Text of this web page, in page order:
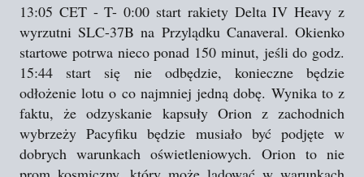
13:05 CET - T- 0:00 start rakiety Delta IV Heavy z
wyrzutni SLC-37B na Przylądku Canaveral. Okienko
startowe potrwa nieco ponad 150 minut, jeśli do godz.
15:44 start się nie odbędzie, konieczne będzie
odłożenie lotu o co najmniej jedną dobę. Wynika to z
faktu, że odzyskanie kapsuły Orion z zachodnich
wybrzeży Pacyfiku będzie musiało być podjęte w
dobrych warunkach oświetleniowych. Orion to nie